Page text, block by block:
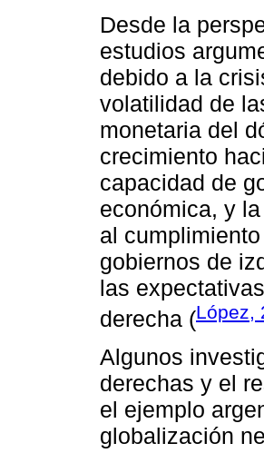
Desde la
estudios
debido a la
volatilidad de
monetaria del
crecimiento
capacidad de
económica, y
al
gobiernos de
las
derecha (López,
Algunos
derechas y el
el ejemplo
globalización